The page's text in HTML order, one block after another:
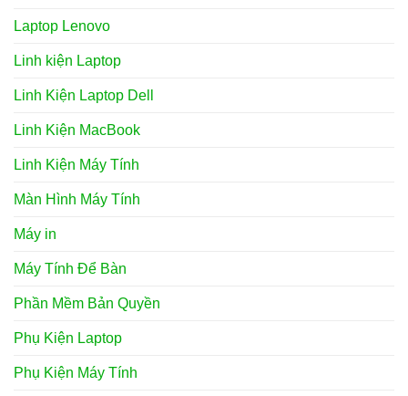
Laptop Lenovo
Linh kiện Laptop
Linh Kiện Laptop Dell
Linh Kiện MacBook
Linh Kiện Máy Tính
Màn Hình Máy Tính
Máy in
Máy Tính Để Bàn
Phần Mềm Bản Quyền
Phụ Kiện Laptop
Phụ Kiện Máy Tính